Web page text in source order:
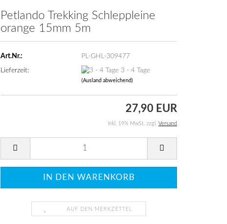
Petlando Trekking Schleppleine
orange 15mm 5m
Art.Nr.: PL-GHL-309477
Lieferzeit: 3 - 4 Tage
(Ausland abweichend)
27,90 EUR
inkl. 19% MwSt. zzgl. Versand
AUF DEN MERKZETTEL